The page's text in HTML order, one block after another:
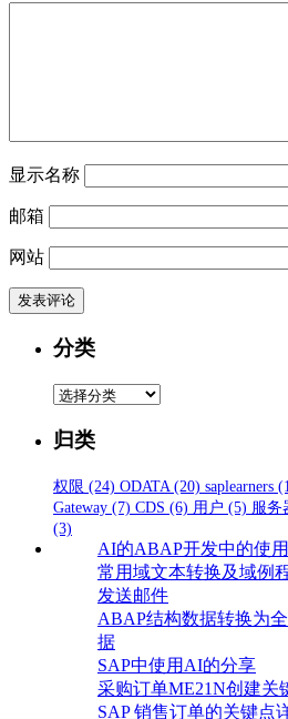
显示名称
邮箱
网站
分类
分
归类
权限 (24) ODATA (20) saplearners
Gateway (7) CDS (6) 用户 (5) 服务
(3)
AI的ABAP开发中的使用
常用域文本转换及域例
发送邮件
ABAP结构数据转换为
据
SAP中使用AI的分享
采购订单ME21N创建关
SAP 销售订单的关键点